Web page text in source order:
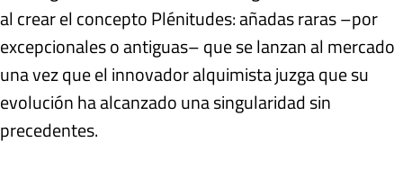
al crear el concepto Plénitudes: añadas raras –por
excepcionales o antiguas– que se lanzan al mercado
una vez que el innovador alquimista juzga que su
evolución ha alcanzado una singularidad sin
precedentes.